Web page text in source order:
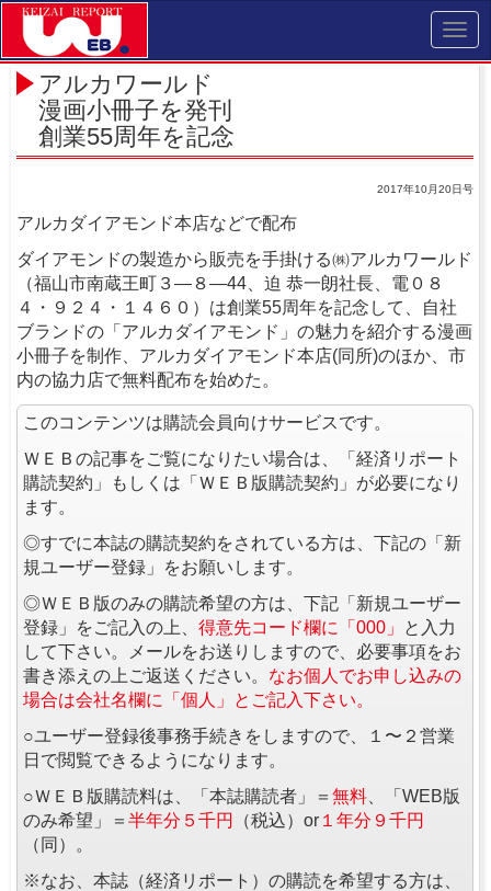
アルカワールド
漫画小冊子を発刊
創業55周年を記念
2017年10月20日号
アルカダイアモンド本店などで配布
ダイアモンドの製造から販売を手掛ける㈱アルカワールド
（福山市南蔵王町３―８―44、迫 恭一朗社長、電０８
４・９２４・１４６０）は創業55周年を記念して、自社
ブランドの「アルカダイアモンド」の魅力を紹介する漫画
小冊子を制作、アルカダイアモンド本店(同所)のほか、市
内の協力店で無料配布を始めた。
このコンテンツは購読会員向けサービスです。
ＷＥＢの記事をご覧になりたい場合は、「経済リポート
購読契約」もしくは「ＷＥＢ版購読契約」が必要になり
ます。
◎すでに本誌の購読契約をされている方は、下記の「新
規ユーザー登録」をお願いします。
◎ＷＥＢ版のみの購読希望の方は、下記「新規ユーザー
登録」をご記入の上、 得意先コード欄に「000」
と入力
して下さい。メールをお送りしますので、必要事項をお
書き添えの上ご返送ください。 なお個人でお申し込みの
場合は会社名欄に「個人」とご記入下さい。
○ユーザー登録後事務手続きをしますので、１〜２営業
日で閲覧できるようになります。
○ＷＥＢ版購読料は、「本誌購読者」＝ 無料 、「WEB版
のみ希望」＝ 半年分５千円 （税込）or １年分９千円
（同）。
※なお、本誌（経済リポート）の購読を希望する方は、